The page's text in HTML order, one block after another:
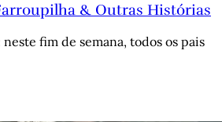
& Outras Histórias
neste fim de semana, todos os pais